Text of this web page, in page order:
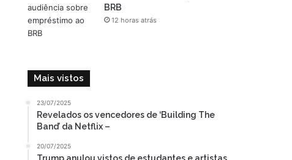
BRB
12 horas atrás
Mais vistos
23/07/2025
Revelados os vencedores de ‘Building The
Band’ da Netflix –
20/07/2025